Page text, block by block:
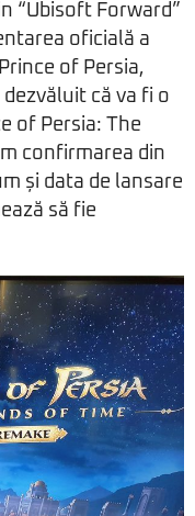
“Ubisoft Forward”
oficială a
of Persia,
că va fi o
of Persia: The
confirmarea din
și data de lansare
să fie